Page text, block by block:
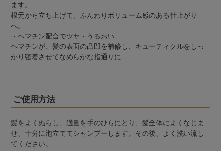
ます。
根元から立ち上げて、ふんわりボリューム感のある仕上がり
へ。
・ヘマチン配合でツヤ・うるおい
ヘマチンが、髪の表面の凸凹を補修し、キューティクルをしっ
かり密着させてなめらかな指通りに
ご使用方法
髪をよくぬらし、適量を手のひらにとり、髪全体によくなじま
せ、十分に泡立ててシャンプーします。その後、よく洗い流し
てください。